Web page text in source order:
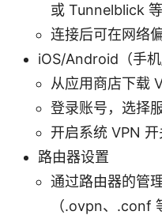
或 Tunnelblick
连接后可在网络
iOS/Android（手机
从应用商店下载
登录账号，选择
开启系统 VPN
路由器设置
通过路由器的管
（.ovpn、.conf